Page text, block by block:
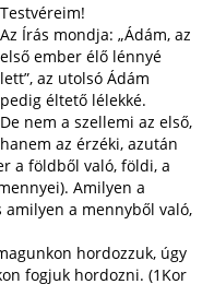
Testvéreim!
Az Írás mondja: „Ádám, az
első ember élő lénnyé
lett”, az utolsó Ádám
pedig éltető lélekké.
De nem a szellemi az első,
hanem az érzéki, azután
a földből való, földi, a
Amilyen a
a mennyből való,
hordozzuk, úgy
fogjuk hordozni. (1Kor